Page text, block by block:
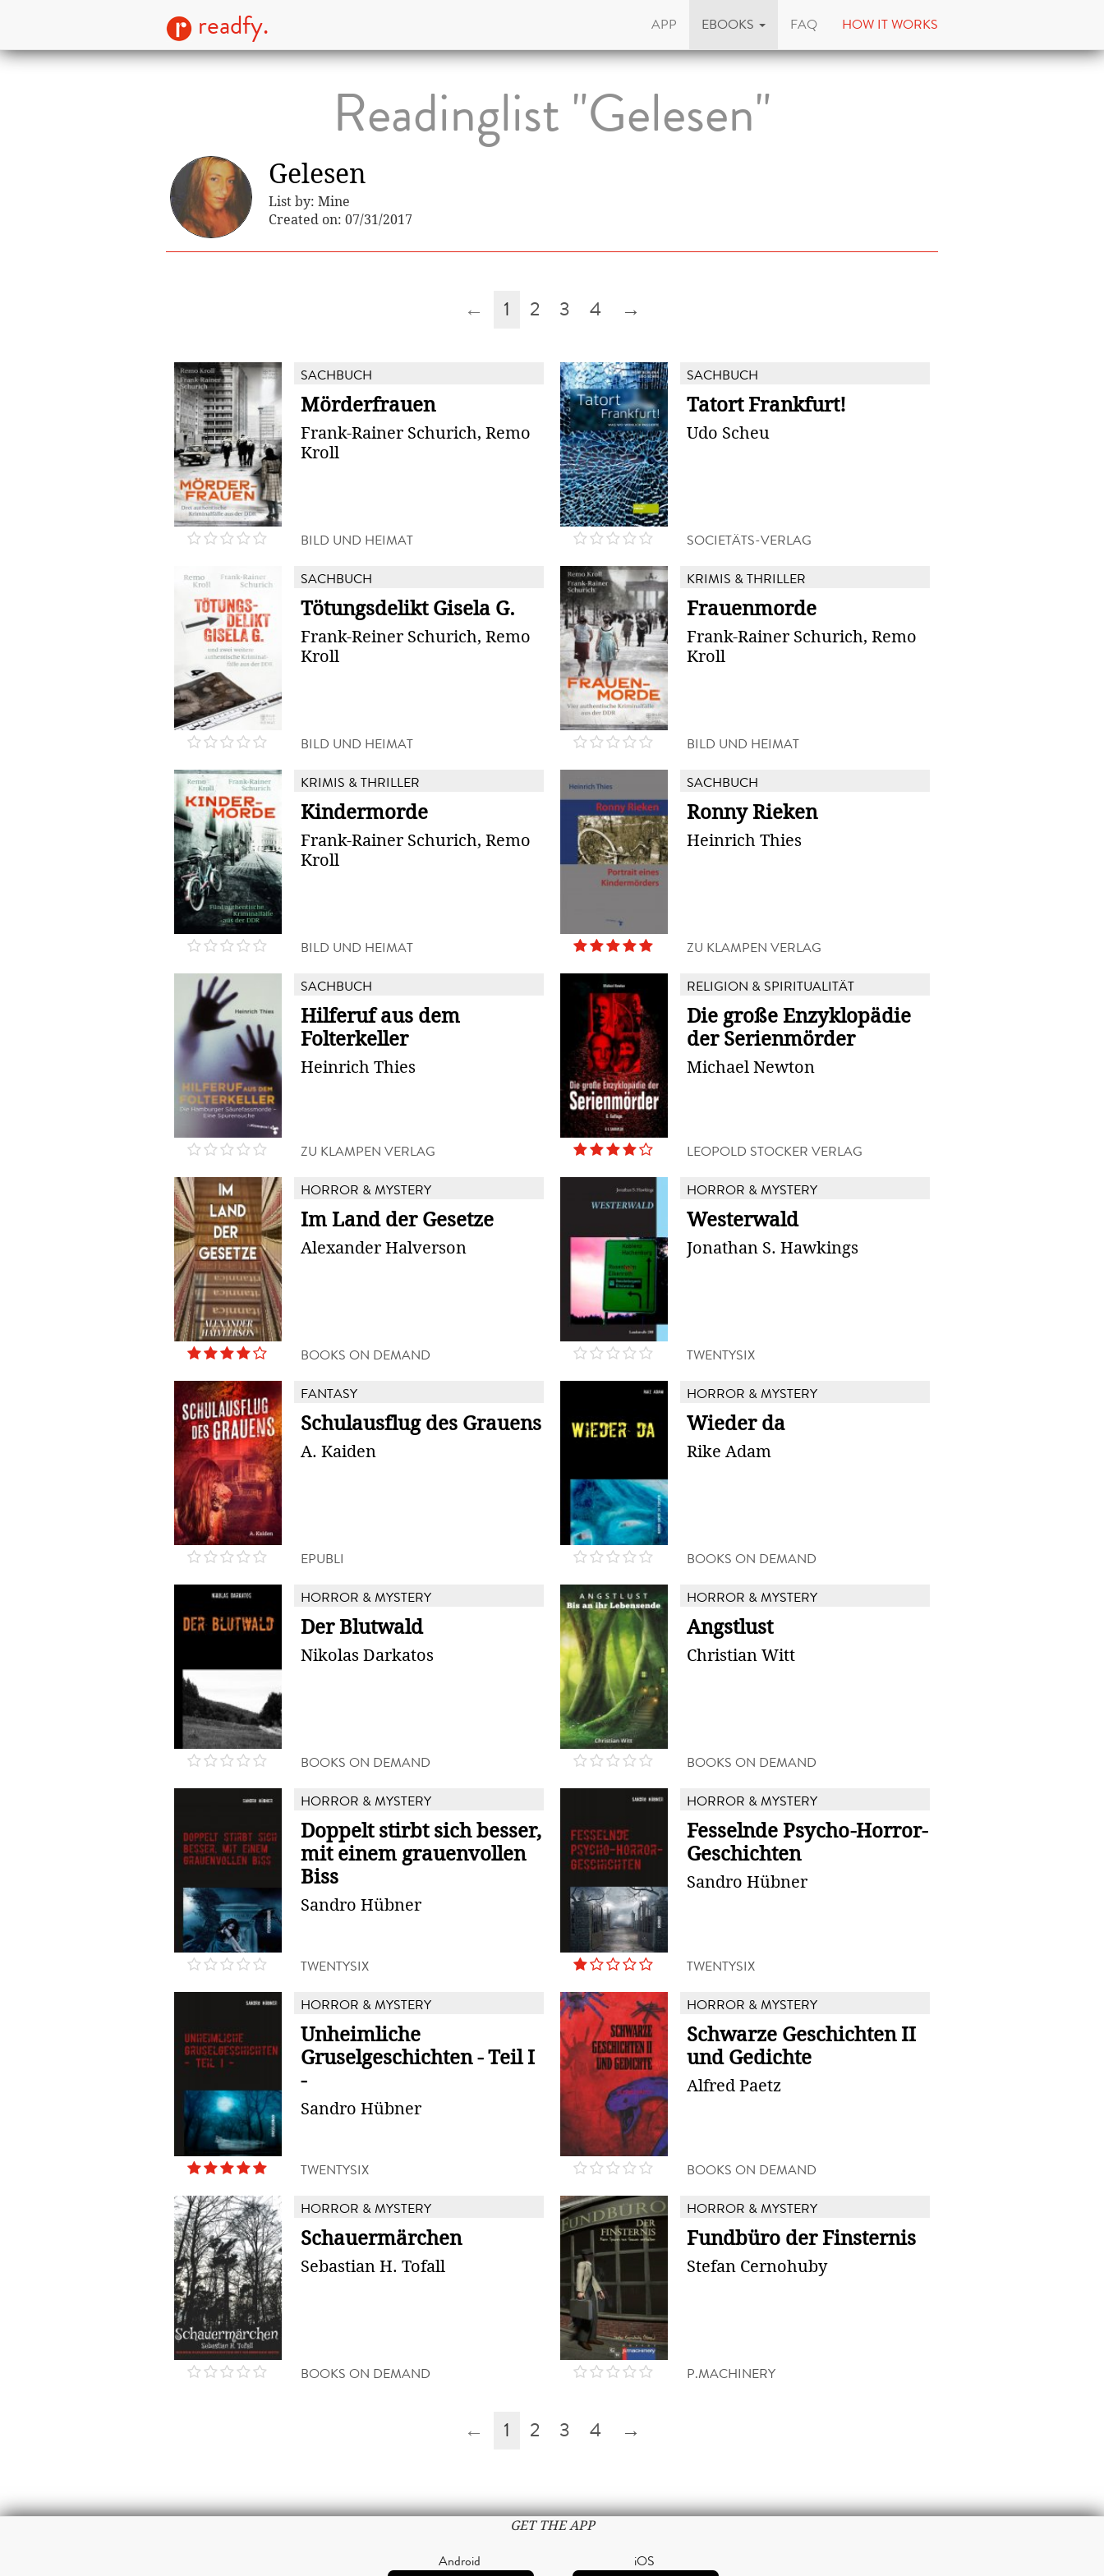
readfy. APP EBOOKS FAQ HOW IT WORKS
Readinglist "Gelesen"
Gelesen
List by: Mine
Created on: 07/31/2017
← 1 2 3 4 →
SACHBUCH
Mörderfrauen
Frank-Rainer Schurich, Remo
Kroll
BILD UND HEIMAT
SACHBUCH
Tatort Frankfurt!
Udo Scheu
SOCIETÄTS-VERLAG
SACHBUCH
Tötungsdelikt Gisela G.
Frank-Reiner Schurich, Remo
Kroll
BILD UND HEIMAT
KRIMIS & THRILLER
Frauenmorde
Frank-Rainer Schurich, Remo
Kroll
BILD UND HEIMAT
KRIMIS & THRILLER
Kindermorde
Frank-Rainer Schurich, Remo
Kroll
BILD UND HEIMAT
SACHBUCH
Ronny Rieken
Heinrich Thies
ZU KLAMPEN VERLAG
SACHBUCH
Hilferuf aus dem
Folterkeller
Heinrich Thies
ZU KLAMPEN VERLAG
RELIGION & SPIRITUALITÄT
Die große Enzyklopädie
der Serienmörder
Michael Newton
LEOPOLD STOCKER VERLAG
HORROR & MYSTERY
Im Land der Gesetze
Alexander Halverson
BOOKS ON DEMAND
HORROR & MYSTERY
Westerwald
Jonathan S. Hawkings
TWENTYSIX
FANTASY
Schulausflug des Grauens
A. Kaiden
EPUBLI
HORROR & MYSTERY
Wieder da
Rike Adam
BOOKS ON DEMAND
HORROR & MYSTERY
Der Blutwald
Nikolas Darkatos
BOOKS ON DEMAND
HORROR & MYSTERY
Angstlust
Christian Witt
BOOKS ON DEMAND
HORROR & MYSTERY
Doppelt stirbt sich besser,
mit einem grauenvollen
Biss
Sandro Hübner
TWENTYSIX
HORROR & MYSTERY
Fesselnde Psycho-Horror-
Geschichten
Sandro Hübner
TWENTYSIX
HORROR & MYSTERY
Unheimliche
Gruselgeschichten - Teil I
-
Sandro Hübner
TWENTYSIX
HORROR & MYSTERY
Schwarze Geschichten II
und Gedichte
Alfred Paetz
BOOKS ON DEMAND
HORROR & MYSTERY
Schauermärchen
Sebastian H. Tofall
BOOKS ON DEMAND
HORROR & MYSTERY
Fundbüro der Finsternis
Stefan Cernohuby
P.MACHINERY
← 1 2 3 4 →
GET THE APP
Android iOS